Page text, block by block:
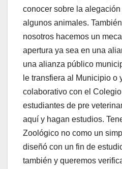
conocer sobre la
algunos animales.
nosotros hacemos un
apertura ya sea en una
una alianza público
le transfiera al Municipio o
colaborativo con el
estudiantes de pre
aquí y hagan estudios.
Zoológico no como un
diseñó con un fin de
también y queremos